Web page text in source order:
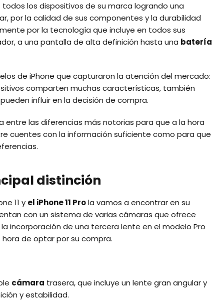
los dispositivos de su marca logrando una
por la calidad de sus componentes y la durabilidad
por la tecnología que incluye en todos sus
a una pantalla de alta definición hasta una batería
de iPhone que capturaron la atención del mercado:
comparten muchas características, también
influir en la decisión de compra.
las diferencias más notorias para que a la hora
cuentes con la información suficiente como para que
distinción
11 y el iPhone 11 Prola vamos a encontrar en su
con un sistema de varias cámaras que ofrece
incorporación de una tercera lente en el modelo Pro
de optar por su compra.
cámara trasera, que incluye un lente gran angular y
y estabilidad.